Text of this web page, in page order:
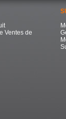
Ventes de